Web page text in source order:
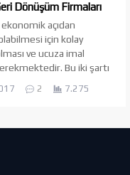
Dönüşüm Firmaları
açıdan
için kolay
ve ucuza imal
Bu iki şartı
taşır ve piyasada
2 7.275